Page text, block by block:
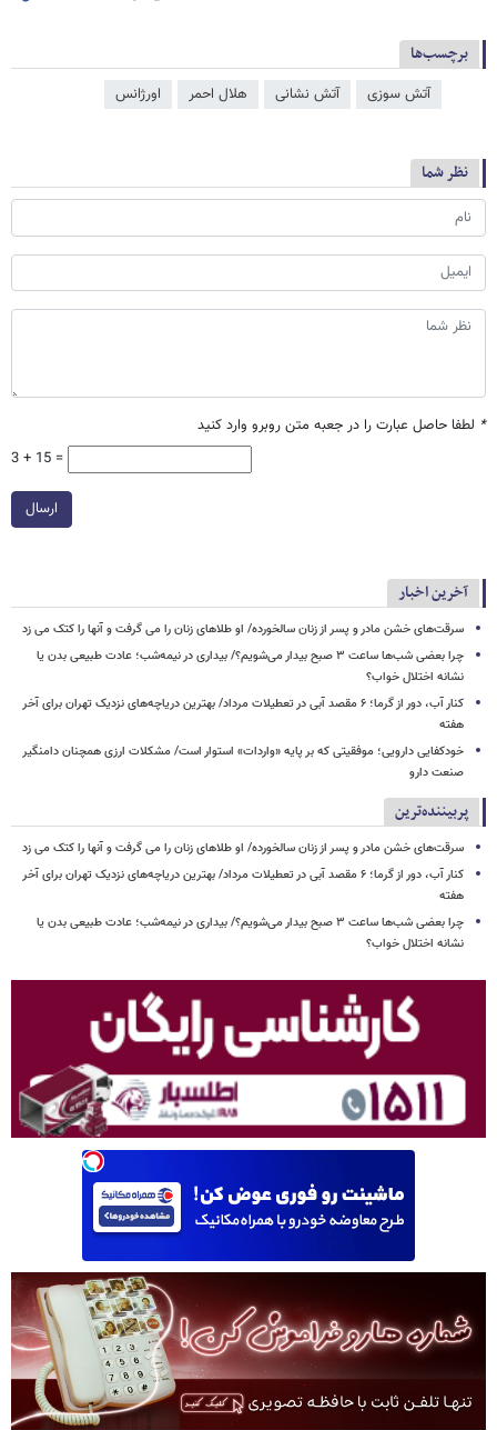
برچسب‌ها
آتش سوزی آتش‌ نشانی هلال احمر اورژانس
نظر شما
* لطفا حاصل عبارت را در جعبه متن روبرو وارد کنید
3 + 15 =
ارسال
آخرین اخبار
سرقت‌های خشن مادر و پسر از زنان سالخورده/ او طلاهای زنان را می گرفت و آنها را کتک می زد
چرا بعضی شب‌ها ساعت ۳ صبح بیدار می‌شویم؟/ بیداری در نیمه‌شب؛ عادت طبیعی بدن یا
نشانه اختلال خواب؟
کنار آب، دور از گرما؛ ۶ مقصد آبی در تعطیلات مرداد/ بهترین دریاچه‌های نزدیک تهران برای آخر
هفته
خودکفایی دارویی؛ موفقیتی که بر پایه‌ «واردات» استوار است/ مشکلات ارزی همچنان دامنگیر
صنعت دارو
پربیننده‌ترین
سرقت‌های خشن مادر و پسر از زنان سالخورده/ او طلاهای زنان را می گرفت و آنها را کتک می زد
کنار آب، دور از گرما؛ ۶ مقصد آبی در تعطیلات مرداد/ بهترین دریاچه‌های نزدیک تهران برای آخر
هفته
چرا بعضی شب‌ها ساعت ۳ صبح بیدار می‌شویم؟/ بیداری در نیمه‌شب؛ عادت طبیعی بدن یا
نشانه اختلال خواب؟